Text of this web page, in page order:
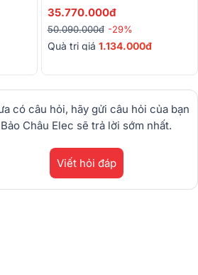
DP-N1600, BJ-W25AV II)
35.770.000đ
50.090.000đ -29%
Quà trị giá 1.134.000đ
có câu hỏi, hãy gửi câu hỏi của bạn
Bảo Châu Elec sẽ trả lời sớm nhất.
Viết hỏi đáp